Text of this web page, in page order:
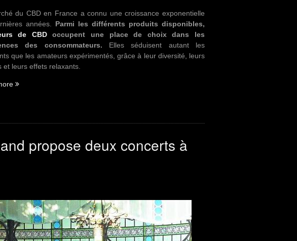
du CBD en France a connu une croissance exponentielle
années. Parmi les différents produits disponibles,
de CBDoccupent une place de choix dans les
des consommateurs. Elles séduisent autant les
que les amateurs expérimentés, grâce à leur diversité, leurs
et leurs effets relaxants.
“Les
les
demandées
propose deux concerts à